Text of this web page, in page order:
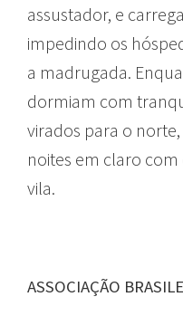
assustador, e
impedindo os
a madrugada.
dormiam com
virados para o
noites em claro com
vila.
ASSOCIAÇÃO